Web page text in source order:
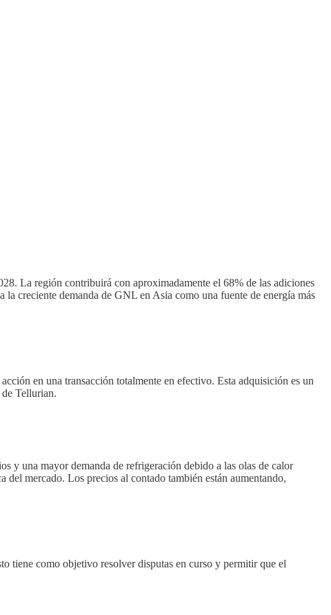
La región contribuirá con aproximadamente el 68% de las adiciones
creciente demanda de GNL en Asia como una fuente de energía más
en una transacción totalmente en efectivo. Esta adquisición es un
Tellurian.
y una mayor demanda de refrigeración debido a las olas de calor
mercado. Los precios al contado también están aumentando,
tiene como objetivo resolver disputas en curso y permitir que el